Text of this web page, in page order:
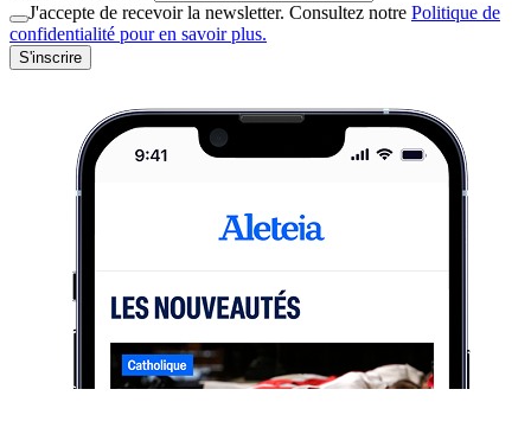
J'accepte de recevoir la newsletter. Consultez notre Politique de
confidentialité pour en savoir plus.
S'inscrire